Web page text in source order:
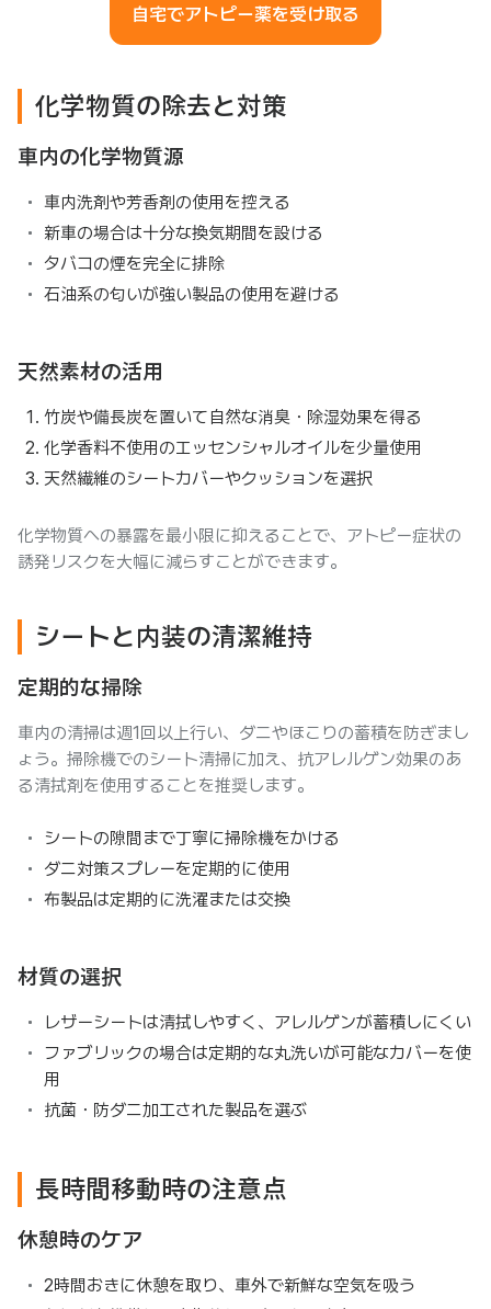
自宅でアトピー薬を受け取る
化学物質の除去と対策
車内の化学物質源
車内洗剤や芳香剤の使用を控える
新車の場合は十分な換気期間を設ける
タバコの煙を完全に排除
石油系の匂いが強い製品の使用を避ける
天然素材の活用
竹炭や備長炭を置いて自然な消臭・除湿効果を得る
化学香料不使用のエッセンシャルオイルを少量使用
天然繊維のシートカバーやクッションを選択
化学物質への暴露を最小限に抑えることで、アトピー症状の
誘発リスクを大幅に減らすことができます。
シートと内装の清潔維持
定期的な掃除
車内の清掃は週1回以上行い、ダニやほこりの蓄積を防ぎまし
ょう。掃除機でのシート清掃に加え、抗アレルゲン効果のあ
る清拭剤を使用することを推奨します。
シートの隙間まで丁寧に掃除機をかける
ダニ対策スプレーを定期的に使用
布製品は定期的に洗濯または交換
材質の選択
レザーシートは清拭しやすく、アレルゲンが蓄積しにくい
ファブリックの場合は定期的な丸洗いが可能なカバーを使
用
抗菌・防ダニ加工された製品を選ぶ
長時間移動時の注意点
休憩時のケア
2時間おきに休憩を取り、車外で新鮮な空気を吸う